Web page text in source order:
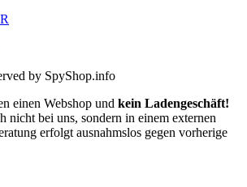
by SpyShop.info
einen Webshop und kein Ladengeschäft!
nicht bei uns, sondern in einem externen
erfolgt ausnahmslos gegen vorherige